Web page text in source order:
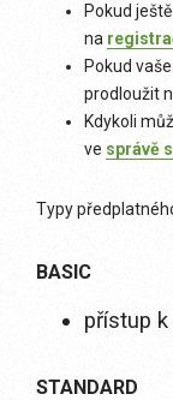
Pokud
na
Pokud
prodloužit
Kdykoli
ve správě
Typy
BASIC
přístup k
STANDARD